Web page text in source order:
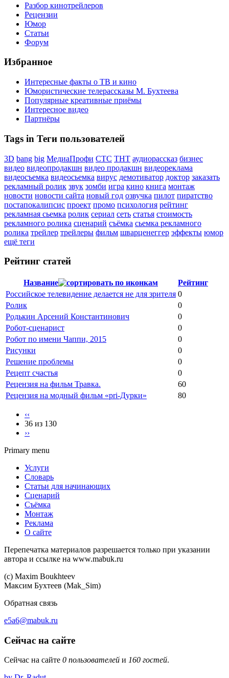
Разбор кинотрейлеров
Рецензии
Юмор
Статьи
Форум
Избранное
Интересные факты о ТВ и кино
Юмористические телерассказы М. Бухтеева
Популярные креативные приёмы
Интересное видео
Партнёры
Tags in Теги пользователей
3D bang big МедиаПрофи СТС ТНТ аудиорассказ бизнес
видео видеопродакшн видео продакшн видеореклама
видеосъемка видеосьемка вирус демотиватор доктор заказать
рекламный ролик звук зомби игра кино книга монтаж
новости новости сайта новый год озвучка пилот пиратство
постапокалипсис проект промо психология рейтинг
рекламная сьемка ролик сериал сеть статья стоимость
рекламного ролика сценарий съёмка сьемка рекламного
ролика трейлер трейлеры фильм шварценеггер эффекты юмор
ещё теги
Рейтинг статей
Название
Рейтинг
Российское телевидение делается не для зрителя 0
Ролик
0
Родькин Арсений Константинович
0
Робот-сценарист
0
Робот по имени Чаппи, 2015
0
Рисунки
0
Решение проблемы
0
Рецепт счастья
0
Рецензия на фильм Травка.
60
Рецензия на модный фильм «pri-Дурки»
80
‹‹
36 из 130
››
Primary menu
Услуги
Словарь
Статьи для начинающих
Сценарий
Съёмка
Монтаж
Реклама
О сайте
Перепечатка материалов разрешается только при указании
автора и ссылке на www.mabuk.ru
(c) Maхim Boukhteev
Максим Бухтеев (Mak_Sim)
Обратная связь
e5a6@mabuk.ru
Сейчас на сайте
Сейчас на сайте 0 пользователей и 160 гостей.